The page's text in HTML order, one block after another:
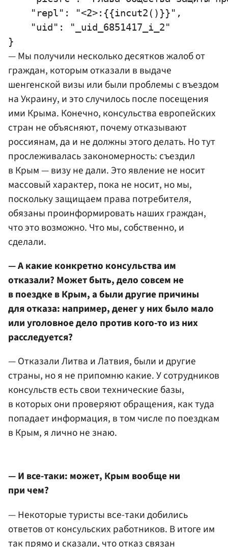
    "repl": "<2>:{{incut2()}}",
    "uid": "_uid_6851417_i_2"
— Мы получили несколько десятков жалоб от
граждан, которым отказали в выдаче
шенгенской визы или были проблемы с въездом
на Украину, и это случилось после посещения
ими Крыма. Конечно, консульства европейских
стран не объясняют, почему отказывают
россиянам, да и не должны этого делать. Но тут
прослеживалась закономерность: съездил
в Крым — визу не дали. Это явление не носит
массовый характер, пока не носит, но мы,
поскольку защищаем права потребителя,
обязаны проинформировать наших граждан,
что это возможно. Что мы, собственно, и
сделали.
— А какие конкретно консульства им
отказали? Может быть, дело совсем не
в поездке в Крым, а были другие причины
для отказа: например, денег у них было мало
или уголовное дело против кого-то из них
расследуется?
— Отказали Литва и Латвия, были и другие
страны, но я не припомню какие. У сотрудников
консульств есть свои технические базы,
в которых они проверяют обращения, как туда
попадает информация, в том числе по поездкам
в Крым, я лично не знаю.
— И все-таки: может, Крым вообще ни
при чем?
— Некоторые туристы все-таки добились
ответов от консульских работников. В итоге им
так прямо и сказали, что отказ связан